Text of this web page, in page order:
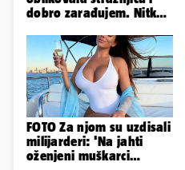
dobro zarađujem. Nitko
FOTO Za njom su uzdisali
milijarderi: 'Na jahti
oženjeni muškarci